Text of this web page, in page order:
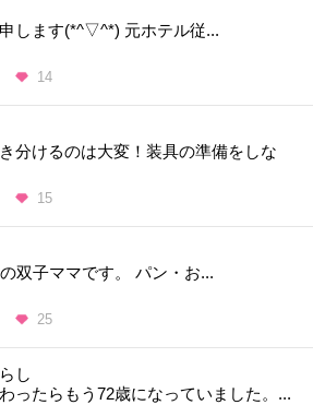
します(*^▽^*) 元ホテル従...
14
分けるのは大変！装具の準備をしな
15
双子ママです。 パン・お...
25
し
ったらもう72歳になっていました。...